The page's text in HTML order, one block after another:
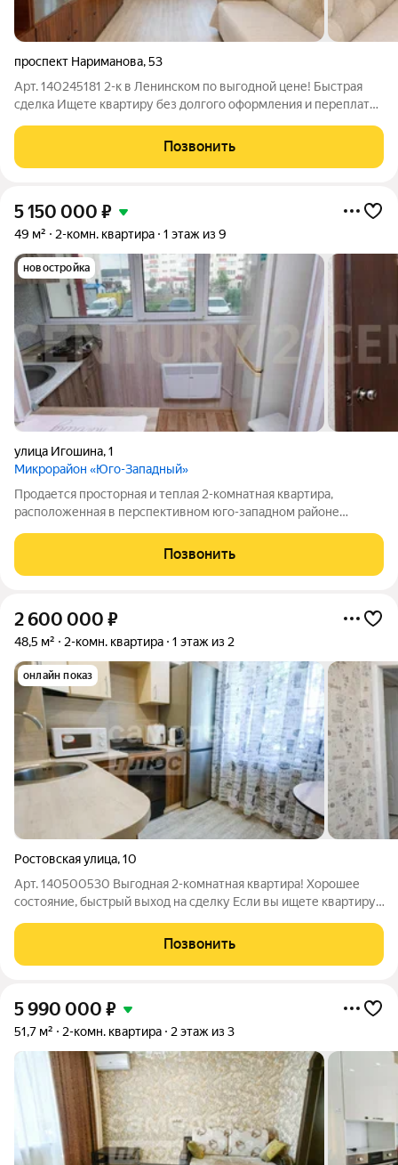
проспект Нариманова,53
Арт. 140245181 2-к в Ленинском по выгодной цене! Быстрая
сделка Ищете квартиру без долгого оформления и переплат?
собственник. Быстрая сделка. Всего 5 минут до парка Победы.
Такие предложения долго не
Позвонить
5 150 000 ₽
49 м² 2-комн. квартира 1 этаж из 9
новостройка
улица Игошина,1
Микрорайон «Юго-Западный»
Продается просторная и теплая 2-комнатная квартира,
расположенная в перспективном юго-западном районе
комфорт городской жизни: вся необходимая инфраструктура
находится в шаговой доступности.
Позвонить
2 600 000 ₽
48,5 м² 2-комн. квартира 1 этаж из 2
онлайн показ
Ростовская улица,10
Арт. 140500530 Выгодная 2-комнатная квартира! Хорошее
состояние, быстрый выход на сделку Если вы ищете квартиру,
посмотрите этот вариант. Такие предложения по соотношению
цены и качества
Позвонить
5 990 000 ₽
51,7 м² 2-комн. квартира 2 этаж из 3